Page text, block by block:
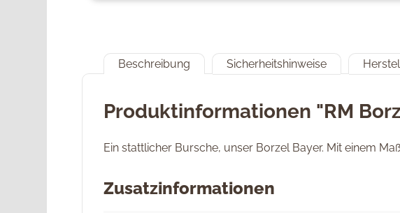
Beschreibung Sicherheitshinweise
Produktinformationen "RM
Ein stattlicher Bursche, unser Borzel Bayer. Mit einem
Zusatzinformationen